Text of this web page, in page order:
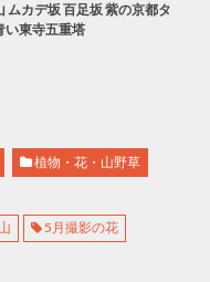
ムカデ坂 百足坂 紫の京都タ
い東寺五重塔
植物・花・山野草
5月撮影の花